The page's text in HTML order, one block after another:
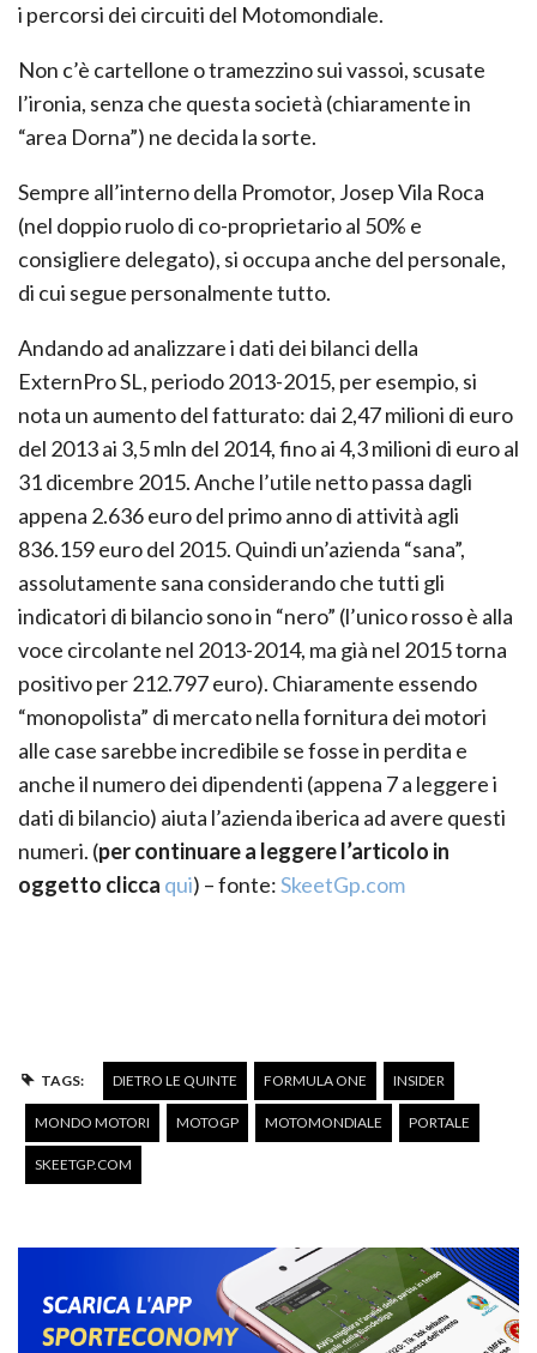
i percorsi dei circuiti del Motomondiale.
Non c’è cartellone o tramezzino sui vassoi, scusate
l’ironia, senza che questa società (chiaramente in
“area Dorna”) ne decida la sorte.
Sempre all’interno della Promotor, Josep Vila Roca
(nel doppio ruolo di co-proprietario al 50% e
consigliere delegato), si occupa anche del personale,
di cui segue personalmente tutto.
Andando ad analizzare i dati dei bilanci della
ExternPro SL, periodo 2013-2015, per esempio, si
nota un aumento del fatturato: dai 2,47 milioni di euro
del 2013 ai 3,5 mln del 2014, fino ai 4,3 milioni di euro al
31 dicembre 2015. Anche l’utile netto passa dagli
appena 2.636 euro del primo anno di attività agli
836.159 euro del 2015. Quindi un’azienda “sana”,
assolutamente sana considerando che tutti gli
indicatori di bilancio sono in “nero” (l’unico rosso è alla
voce circolante nel 2013-2014, ma già nel 2015 torna
positivo per 212.797 euro). Chiaramente essendo
“monopolista” di mercato nella fornitura dei motori
alle case sarebbe incredibile se fosse in perdita e
anche il numero dei dipendenti (appena 7 a leggere i
dati di bilancio) aiuta l’azienda iberica ad avere questi
numeri. (per continuare a leggere l’articolo in
oggetto clicca qui) – fonte:SkeetGp.com
TAGS: DIETRO LE QUINTE FORMULA ONE INSIDER
MONDO MOTORI MOTOGP MOTOMONDIALE PORTALE
SKEETGP.COM